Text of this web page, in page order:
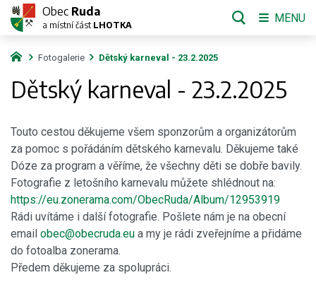
Fotogalerie Dětský karneval - 23.2.2025
Dětský karneval - 23.2.2025
Touto cestou děkujeme všem sponzorům a organizátorům
za pomoc s pořádáním dětského karnevalu. Děkujeme také
Dóze za program a věříme, že všechny děti se dobře bavily.
Fotografie z letošního karnevalu můžete shlédnout na:
https://eu.zonerama.com/ObecRuda/Album/12953919
Rádi uvítáme i další fotografie. Pošlete nám je na obecní
email obec@obecruda.eu a my je rádi zveřejníme a přidáme
do fotoalba zonerama.
Předem děkujeme za spolupráci.
Obec Ruda
a místní část LHOTKA
MENU